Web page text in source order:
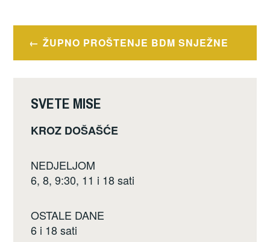
e
b
o
k
er e
Navigacija
objava
ŽUPNO PROŠTENJE BDM SNJEŽNE
SVETE MISE
KROZ DOŠAŠĆE
NEDJELJOM
6, 8, 9:30, 11 i 18 sati
OSTALE DANE
6 i 18 sati